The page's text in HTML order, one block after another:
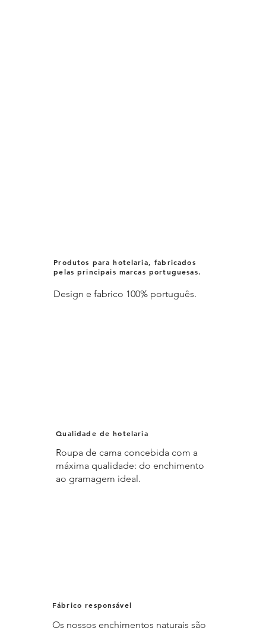
Produtos para hotelaria, fabricados
pelas principais marcas portuguesas.
Design e fabrico 100% português.
Qualidade de hotelaria
Roupa de cama concebida com a
máxima qualidade: do enchimento
ao gramagem ideal.
Fábrico responsável
Os nossos enchimentos naturais são